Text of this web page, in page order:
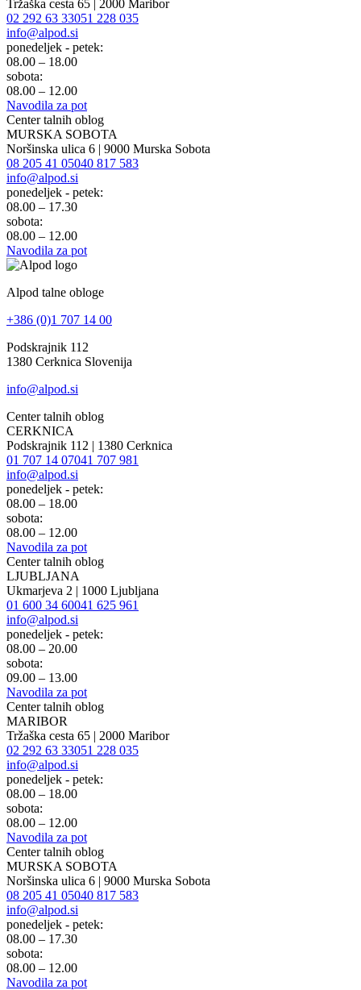
Tržaška cesta 65 | 2000 Maribor
02 292 63 33051 228 035
info@alpod.si
ponedeljek - petek:
08.00 – 18.00
sobota:
08.00 – 12.00
Navodila za pot
Center talnih oblog
MURSKA SOBOTA
Noršinska ulica 6 | 9000 Murska Sobota
08 205 41 05040 817 583
info@alpod.si
ponedeljek - petek:
08.00 – 17.30
sobota:
08.00 – 12.00
Navodila za pot
Alpod talne obloge
+386 (0)1 707 14 00
Podskrajnik 112
1380 Cerknica Slovenija
info@alpod.si
Center talnih oblog
CERKNICA
Podskrajnik 112 | 1380 Cerknica
01 707 14 07041 707 981
info@alpod.si
ponedeljek - petek:
08.00 – 18.00
sobota:
08.00 – 12.00
Navodila za pot
Center talnih oblog
LJUBLJANA
Ukmarjeva 2 | 1000 Ljubljana
01 600 34 60041 625 961
info@alpod.si
ponedeljek - petek:
08.00 – 20.00
sobota:
09.00 – 13.00
Navodila za pot
Center talnih oblog
MARIBOR
Tržaška cesta 65 | 2000 Maribor
02 292 63 33051 228 035
info@alpod.si
ponedeljek - petek:
08.00 – 18.00
sobota:
08.00 – 12.00
Navodila za pot
Center talnih oblog
MURSKA SOBOTA
Noršinska ulica 6 | 9000 Murska Sobota
08 205 41 05040 817 583
info@alpod.si
ponedeljek - petek:
08.00 – 17.30
sobota:
08.00 – 12.00
Navodila za pot